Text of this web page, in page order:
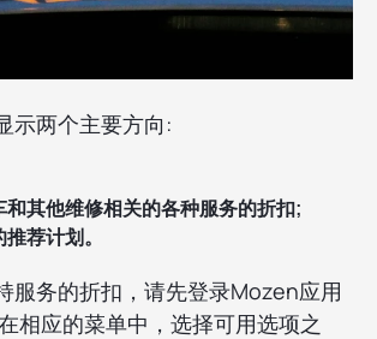
示两个主要方向:
和其他维修相关的各种服务的折扣;
荐计划。
服务的折扣，请先登录Mozen应用
相应的菜单中，选择可用选项之